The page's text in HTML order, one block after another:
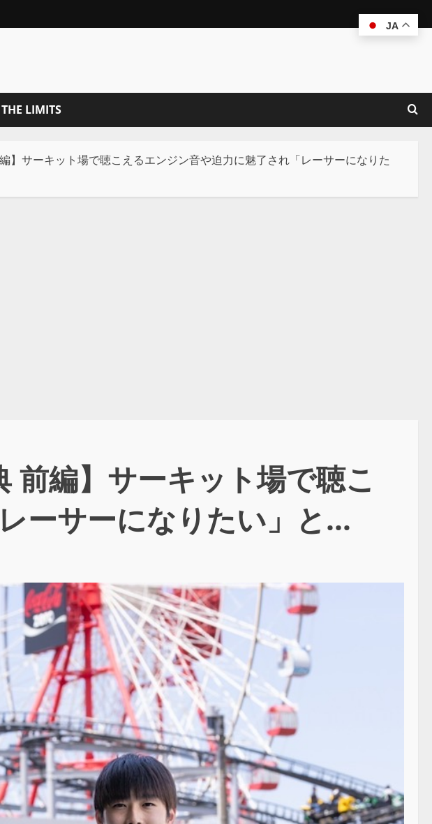
LIMITS
】サーキット場で聴こえるエンジン音や迫力に魅了され「レーサーになりた
前編】サーキット場で聴こ
ーサーになりたい」と…
JA